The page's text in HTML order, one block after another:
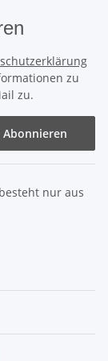
zu
zu.
Abonnieren